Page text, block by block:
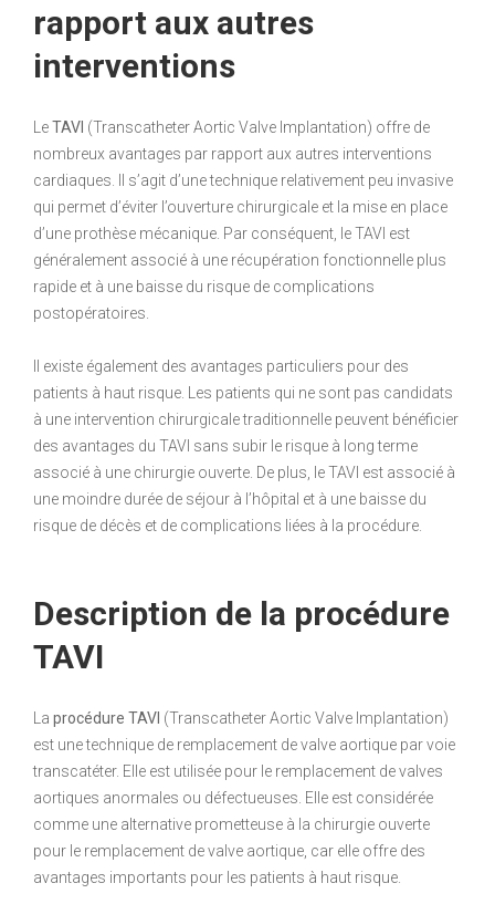
rapport aux autres
interventions
LeTAVI (Transcatheter Aortic Valve Implantation) offre de
nombreux avantages par rapport aux autres interventions
cardiaques. Il s’agit d’une technique relativement peu invasive
qui permet d’éviter l’ouverture chirurgicale et la mise en place
d’une prothèse mécanique. Par conséquent, le TAVI est
généralement associé à une récupération fonctionnelle plus
rapide et à une baisse du risque de complications
postopératoires.
Il existe également des avantages particuliers pour des
patients à haut risque. Les patients qui ne sont pas candidats
à une intervention chirurgicale traditionnelle peuvent bénéficier
des avantages du TAVI sans subir le risque à long terme
associé à une chirurgie ouverte. De plus, le TAVI est associé à
une moindre durée de séjour à l’hôpital et à une baisse du
risque de décès et de complications liées à la procédure.
Description de la procédure
TAVI
La procédure TAVI (Transcatheter Aortic Valve Implantation)
est une technique de remplacement de valve aortique par voie
transcatéter. Elle est utilisée pour le remplacement de valves
aortiques anormales ou défectueuses. Elle est considérée
comme une alternative prometteuse à la chirurgie ouverte
pour le remplacement de valve aortique, car elle offre des
avantages importants pour les patients à haut risque.